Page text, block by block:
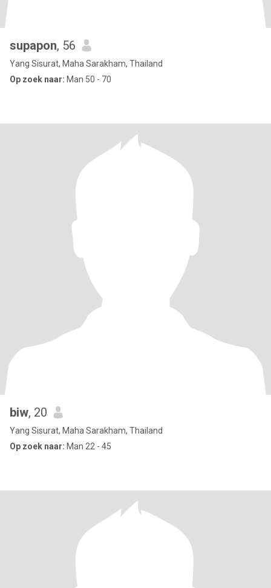
supapon, 56
Yang Sisurat, Maha Sarakham, Thailand
Op zoek naar: Man 50 - 70
biw, 20
Yang Sisurat, Maha Sarakham, Thailand
Op zoek naar: Man 22 - 45